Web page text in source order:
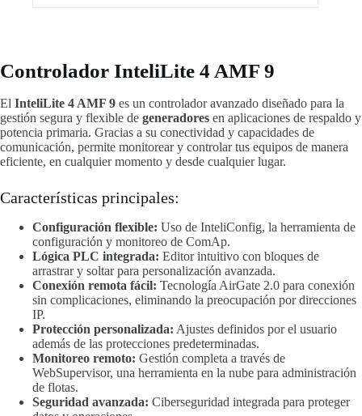
Controlador InteliLite 4 AMF 9
El InteliLite 4 AMF 9 es un controlador avanzado diseñado para la
gestión segura y flexible de generadores en aplicaciones de respaldo y
potencia primaria. Gracias a su conectividad y capacidades de
comunicación, permite monitorear y controlar tus equipos de manera
eficiente, en cualquier momento y desde cualquier lugar.
Características principales:
Configuración flexible: Uso de InteliConfig, la herramienta de
configuración y monitoreo de ComAp.
Lógica PLC integrada: Editor intuitivo con bloques de
arrastrar y soltar para personalización avanzada.
Conexión remota fácil: Tecnología AirGate 2.0 para conexión
sin complicaciones, eliminando la preocupación por direcciones
IP.
Protección personalizada: Ajustes definidos por el usuario
además de las protecciones predeterminadas.
Monitoreo remoto: Gestión completa a través de
WebSupervisor, una herramienta en la nube para administración
de flotas.
Seguridad avanzada: Ciberseguridad integrada para proteger